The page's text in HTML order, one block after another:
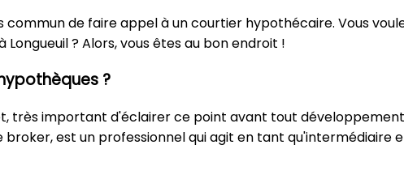
de faire appel à un courtier hypothécaire. Vous
? Alors, vous êtes au bon endroit !
?
très important d'éclairer ce point avant tout
est un professionnel qui agit en tant qu'intermédiaire